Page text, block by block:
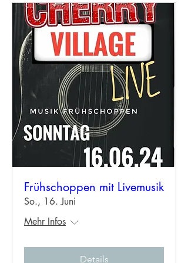
Frühschoppen mit Livemusik
So., 16. Juni
Mehr Infos
Details